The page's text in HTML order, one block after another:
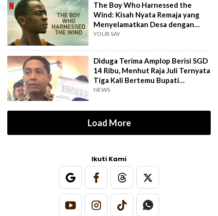
The Boy Who Harnessed the
Wind: Kisah Nyata Remaja yang
Menyelamatkan Desa dengan
Kincir Angin
YOUR SAY
Diduga Terima Amplop Berisi SGD
14 Ribu, Menhut Raja Juli Ternyata
Tiga Kali Bertemu Bupati
Kuansing
NEWS
Load More
Ikuti Kami